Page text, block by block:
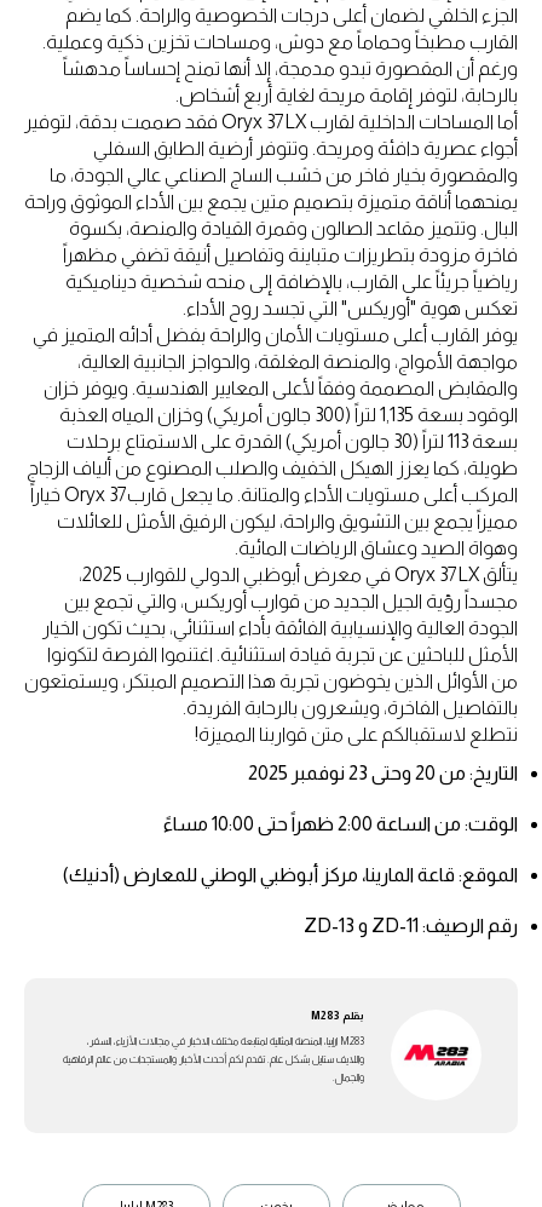
الجزء الخلفي لضمان أعلى درجات الخصوصية والراحة. كما يضم
القارب مطبخاً وحماماً مع دوش، ومساحات تخزين ذكية وعملية.
ورغم أن المقصورة تبدو مدمجة، إلا أنها تمنح إحساساً مدهشاً
بالرحابة، لتوفر إقامة مريحة لغاية أربع أشخاص.
أما المساحات الداخلية لقارب Oryx 37LX فقد صممت بدقة، لتوفير
أجواء عصرية دافئة ومريحة. وتتوفر أرضية الطابق السفلي
والمقصورة بخيار فاخر من خشب الساج الصناعي عالي الجودة، ما
يمنحهما أناقة متميزة بتصميم متين يجمع بين الأداء الموثوق وراحة
البال. وتتميز مقاعد الصالون وقمرة القيادة والمنصة، بكسوة
فاخرة مزودة بتطريزات متباينة وتفاصيل أنيقة تضفي مظهراً
رياضياً جريئاً على القارب، بالإضافة إلى منحه شخصية ديناميكية
تعكس هوية "أوريكس" التي تجسد روح الأداء.
يوفر القارب أعلى مستويات الأمان والراحة بفضل أدائه المتميز في
مواجهة الأمواج، والمنصة المغلقة، والحواجز الجانبية العالية،
والمقابض المصممة وفقاً لأعلى المعايير الهندسية. ويوفر خزان
الوقود بسعة 1,135 لتراً (300 جالون أمريكي) وخزان المياه العذبة
بسعة 113 لتراً (30 جالون أمريكي) القدرة على الاستمتاع برحلات
طويلة، كما يعزز الهيكل الخفيف والصلب المصنوع من ألياف الزجاج
المركب أعلى مستويات الأداء والمتانة. ما يجعل قاربOryx 37 خياراً
مميزاً يجمع بين التشويق والراحة، ليكون الرفيق الأمثل للعائلات
وهواة الصيد وعشاق الرياضات المائية.
يتألق Oryx 37LX في معرض أبوظبي الدولي للقوارب 2025،
مجسداً رؤية الجيل الجديد من قوارب أوريكس، والتي تجمع بين
الجودة العالية والإنسيابية الفائقة بأداء استثنائي، بحيث تكون الخيار
الأمثل للباحثين عن تجربة قيادة استثنائية. اغتنموا الفرصة لتكونوا
من الأوائل الذين يخوضون تجربة هذا التصميم المبتكر، ويستمتعون
بالتفاصيل الفاخرة، ويشعرون بالرحابة الفريدة.
نتطلع لاستقبالكم على متن قواربنا المميزة!
التاريخ: من 20 وحتى 23 نوفمبر 2025
الوقت: من الساعة 2:00 ظهراً حتى 10:00 مساءً
الموقع: قاعة المارينا، مركز أبوظبي الوطني للمعارض (أدنيك)
رقم الرصيف: ZD-11 و ZD-13
بقلم M283
M283 ارابيا، المنصة المثالية لمتابعة مختلف الاخبار في مجالات الأزياء، السفر،
واللايف ستايل بشكل عام. تقدم لكم أحدث الأخبار والمستجدات من عالم الرفاهية
والجمال.